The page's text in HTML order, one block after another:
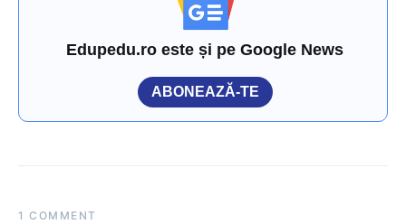
Edupedu.ro este și pe Google News
ABONEAZĂ-TE
1 COMMENT